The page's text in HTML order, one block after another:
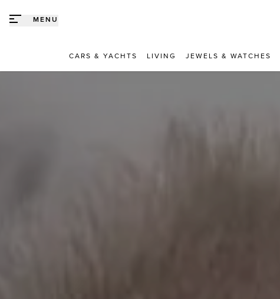
MENU
CARS & YACHTS LIVING JEWELS & WATCHES